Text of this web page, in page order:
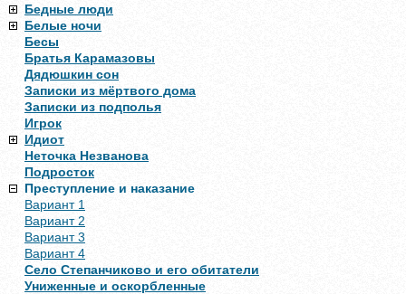
Бедные люди
Белые ночи
Бесы
Братья Карамазовы
Дядюшкин сон
Записки из мёртвого дома
Записки из подполья
Игрок
Идиот
Неточка Незванова
Подросток
Преступление и наказание
Вариант 1
Вариант 2
Вариант 3
Вариант 4
Село Степанчиково и его обитатели
Униженные и оскорбленные